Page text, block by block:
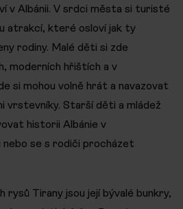
v Albánii. V srdci města si turisté
atrakcí, které osloví jak ty
rodiny. Malé děti si zde
moderních hřištích a v
si mohou volně hrát a navazovat
vrstevníky. Starší děti a mládež
historii Albánie v
se s rodiči procházet
rysů Tirany jsou její bývalé bunkry,